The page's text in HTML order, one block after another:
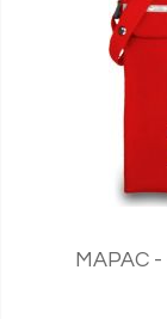
MAPAC